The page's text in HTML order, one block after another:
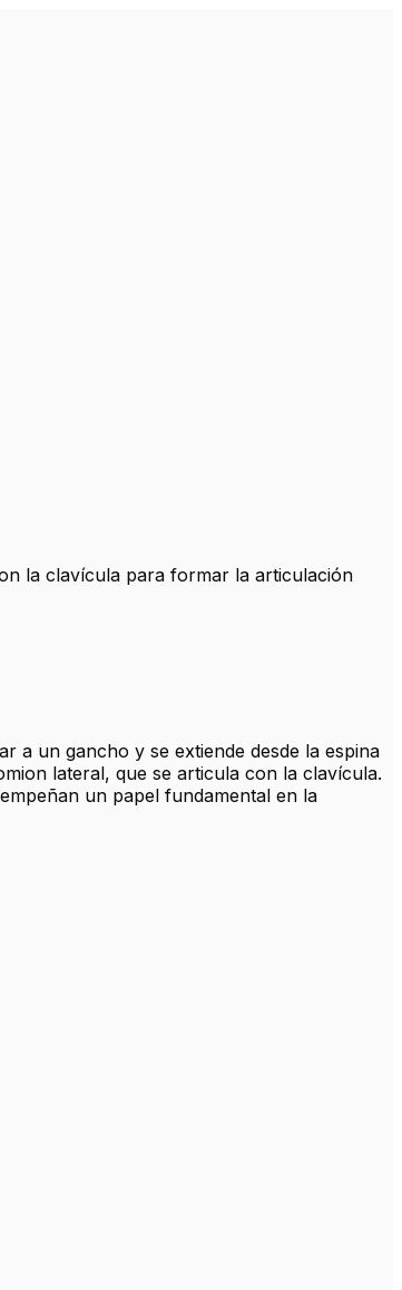
la clavícula para formar la articulación
a un gancho y se extiende desde la espina
lateral, que se articula con la clavícula.
un papel fundamental en la